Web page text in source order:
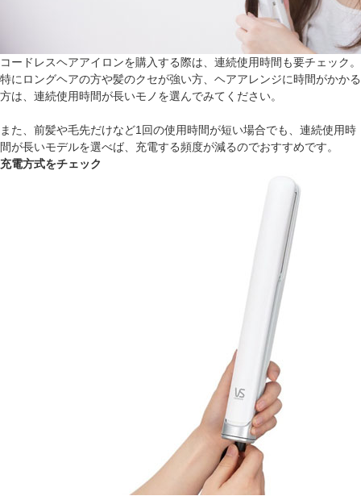
コードレスヘアアイロンを購入する際は、連続使用時間も要チェック。
特にロングヘアの方や髪のクセが強い方、ヘアアレンジに時間がかかる
方は、連続使用時間が長いモノを選んでみてください。
また、前髪や毛先だけなど1回の使用時間が短い場合でも、連続使用時
間が長いモデルを選べば、充電する頻度が減るのでおすすめです。
充電方式をチェック